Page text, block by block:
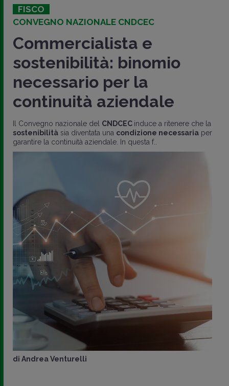
FISCO
CONVEGNO NAZIONALE CNDCEC
Commercialista e
sostenibilità: binomio
necessario per la
continuità aziendale
Il Convegno nazionale del CNDCEC induce a ritenere che la
sostenibilità sia diventata una condizione necessaria per
garantire la continuità aziendale. In questa f..
di Andrea Venturelli